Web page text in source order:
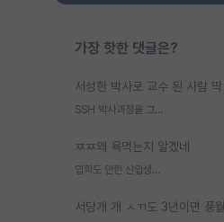
가장 핫한 댓글은?
SSH 박사과정을 그만두고 지방대 박사로 옮기면 교수의 꿈은 끝일까요?
ㅉㅉ왜 욕먹는지 알겠네
입학도 안한 신입생이 원래 관심을 받나요